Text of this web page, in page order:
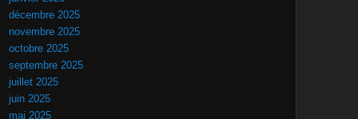
décembre 2025
novembre 2025
octobre 2025
septembre 2025
juillet 2025
juin 2025
mai 2025